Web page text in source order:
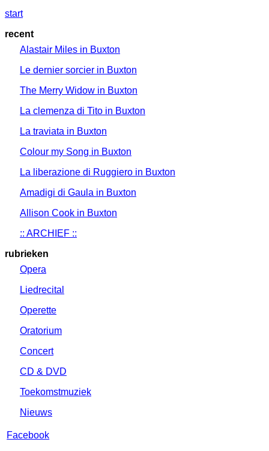
start
recent
Alastair Miles in Buxton
Le dernier sorcier in Buxton
The Merry Widow in Buxton
La clemenza di Tito in Buxton
La traviata in Buxton
Colour my Song in Buxton
La liberazione di Ruggiero in Buxton
Amadigi di Gaula in Buxton
Allison Cook in Buxton
:: ARCHIEF ::
rubrieken
Opera
Liedrecital
Operette
Oratorium
Concert
CD & DVD
Toekomstmuziek
Nieuws
Facebook